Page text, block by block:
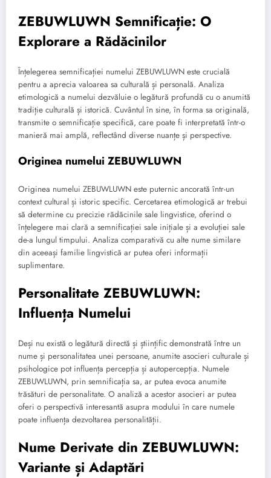
ZEBUWLUWN Semnificație: O
Explorare a Rădăcinilor
Înțelegerea semnificației numelui ZEBUWLUWN este crucială
pentru a aprecia valoarea sa culturală și personală. Analiza
etimologică a numelui dezvăluie o legătură profundă cu o anumită
tradiție culturală și istorică. Cuvântul în sine, în forma sa originală,
transmite o semnificație specifică, care poate fi interpretată într-o
manieră mai amplă, reflectând diverse nuanțe și perspective.
Originea numelui ZEBUWLUWN
Originea numelui ZEBUWLUWN este puternic ancorată într-un
context cultural și istoric specific. Cercetarea etimologică ar trebui
să determine cu precizie rădăcinile sale lingvistice, oferind o
înțelegere mai clară a semnificației sale inițiale și a evoluției sale
de-a lungul timpului. Analiza comparativă cu alte nume similare
din aceeași familie lingvistică ar putea oferi informații
suplimentare.
Personalitate ZEBUWLUWN:
Influența Numelui
Deși nu există o legătură directă și științific demonstrată între un
nume și personalitatea unei persoane, anumite asocieri culturale și
psihologice pot influența percepția și autopercepția. Numele
ZEBUWLUWN, prin semnificația sa, ar putea evoca anumite
trăsături de personalitate. O analiză a acestor asocieri ar putea
oferi o perspectivă interesantă asupra modului în care numele
poate influența dezvoltarea personalității.
Nume Derivate din ZEBUWLUWN:
Variante și Adaptări